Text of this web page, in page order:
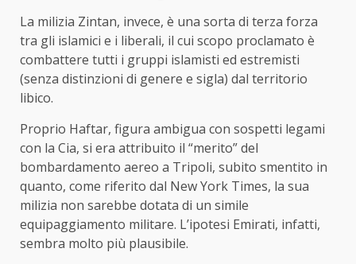
La milizia Zintan, invece, è una sorta di terza forza
tra gli islamici e i liberali, il cui scopo proclamato è
combattere tutti i gruppi islamisti ed estremisti
(senza distinzioni di genere e sigla) dal territorio
libico.
Proprio Haftar, figura ambigua con sospetti legami
con la Cia, si era attribuito il “merito” del
bombardamento aereo a Tripoli, subito smentito in
quanto, come riferito dal New York Times, la sua
milizia non sarebbe dotata di un simile
equipaggiamento militare. L’ipotesi Emirati, infatti,
sembra molto più plausibile.